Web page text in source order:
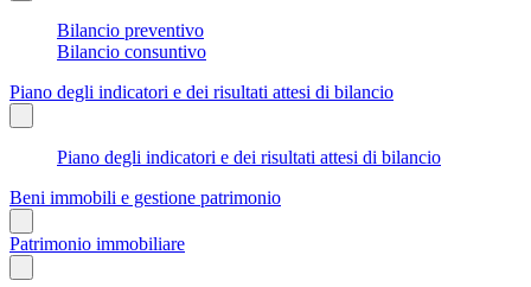
Bilancio preventivo
Bilancio consuntivo
Piano degli indicatori e dei risultati attesi di bilancio
Piano degli indicatori e dei risultati attesi di bilancio
Beni immobili e gestione patrimonio
Patrimonio immobiliare